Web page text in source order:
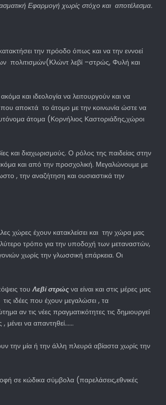
Εφαρμογή χωρίς στόχο και αποτέλεσμα.
την πρόοδο όπως και να την εννοεί
πολιτισμών(Κλώντ λεβί –στρώς, Φυλή και
και ιδεολογία να λειτουργούν και να
αποκτά το άτομο με την κοινωνία ώστε να
άτομα (Κορνήλιος Καστοριάδης,χώροι
και διαχωρισμούς. Ο ρόλος της παιδείας στην
και από την προσχολική. Μεγαλώνουμε με
, την αναζήτηση και ουσιαστικά την
χώρες έχουν κατακλείσει και την χώρα μας
τρόπο για την υποδοχή των μεταναστών,
χωρίς την γλωσσική επάρκεια. Οι
τουΛεβί στρώς να είναι και στις μέρες μας
ιδέες που έχουν μεγαλώσει , τα
αν τις νέες πραγματικότητες τις δημιουργεί
, μένει να απαντηθεί……
την μία ή την άλλη πλευρά αβίαστα χωρίς την
σε κώδικα σύμβολα (παρελάσεις,εθνικές